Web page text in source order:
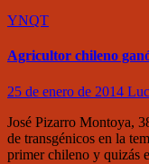
YNQT
Agricultor chileno
25 de enero de 2014
José Pizarro Montoya,
de transgénicos en la
primer chileno y quizás